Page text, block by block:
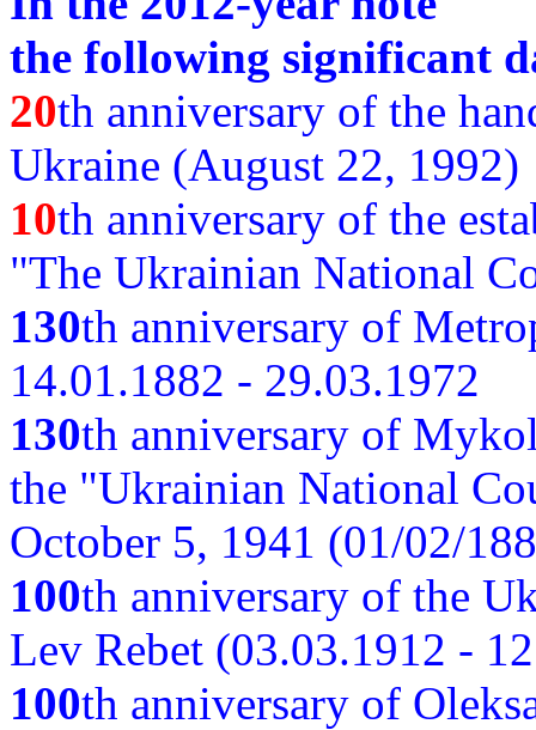
the following significant
20th anniversary of the
Ukraine (August 22, 1992)
10th anniversary of the
"The Ukrainian National
130th anniversary of
14.01.1882 - 29.03.1972
130th anniversary of
the "Ukrainian National
October 5, 1941 (01/02/
100th anniversary of the
Lev Rebet (03.03.1912 -
100th anniversary of